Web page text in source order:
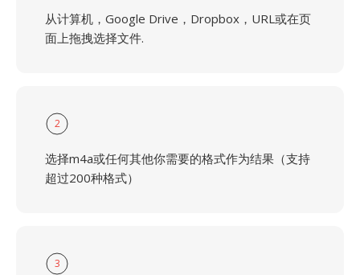
从计算机，Google Drive，Dropbox，URL或在页
面上拖拽选择文件.
2
选择m4a或任何其他你需要的格式作为结果（支持
超过200种格式）
3